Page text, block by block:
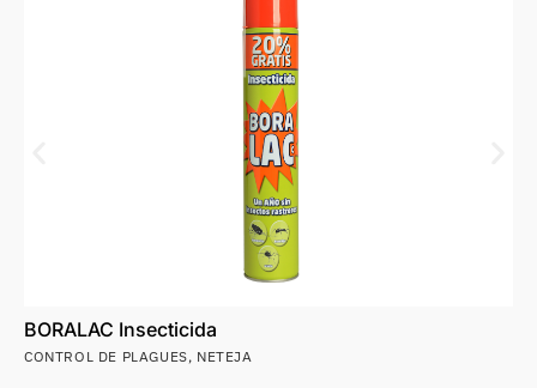
BORALAC Insecticida
CONTROL DE PLAGUES, NETEJA